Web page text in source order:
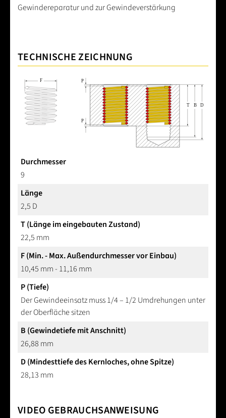
Gewindereparatur und zur Gewindeverstärkung
TECHNISCHE ZEICHNUNG
Durchmesser
9
Länge
2,5 D
T (Länge im eingebauten Zustand)
22,5 mm
F (Min. - Max. Außendurchmesser vor Einbau)
10,45 mm - 11,16 mm
P (Tiefe)
Der Gewindeeinsatz muss 1/4 – 1/2 Umdrehungen unter
der Oberfläche sitzen
B (Gewindetiefe mit Anschnitt)
26,88 mm
D (Mindesttiefe des Kernloches, ohne Spitze)
28,13 mm
VIDEO GEBRAUCHSANWEISUNG